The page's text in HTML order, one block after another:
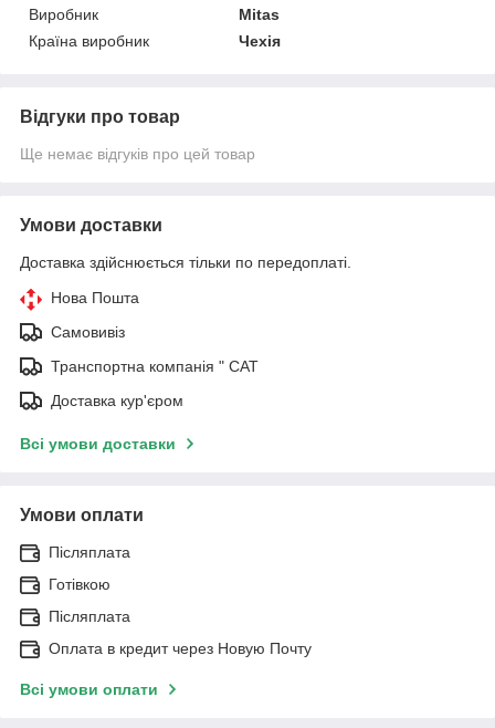
Виробник
Mitas
Країна виробник
Чехія
Відгуки про товар
Ще немає відгуків про цей товар
Умови доставки
Доставка здійснюється тільки по передоплаті.
Нова Пошта
Самовивіз
Транспортна компанія " САТ
Доставка кур'єром
Всі умови доставки
Умови оплати
Післяплата
Готівкою
Післяплата
Оплата в кредит через Новую Почту
Всі умови оплати